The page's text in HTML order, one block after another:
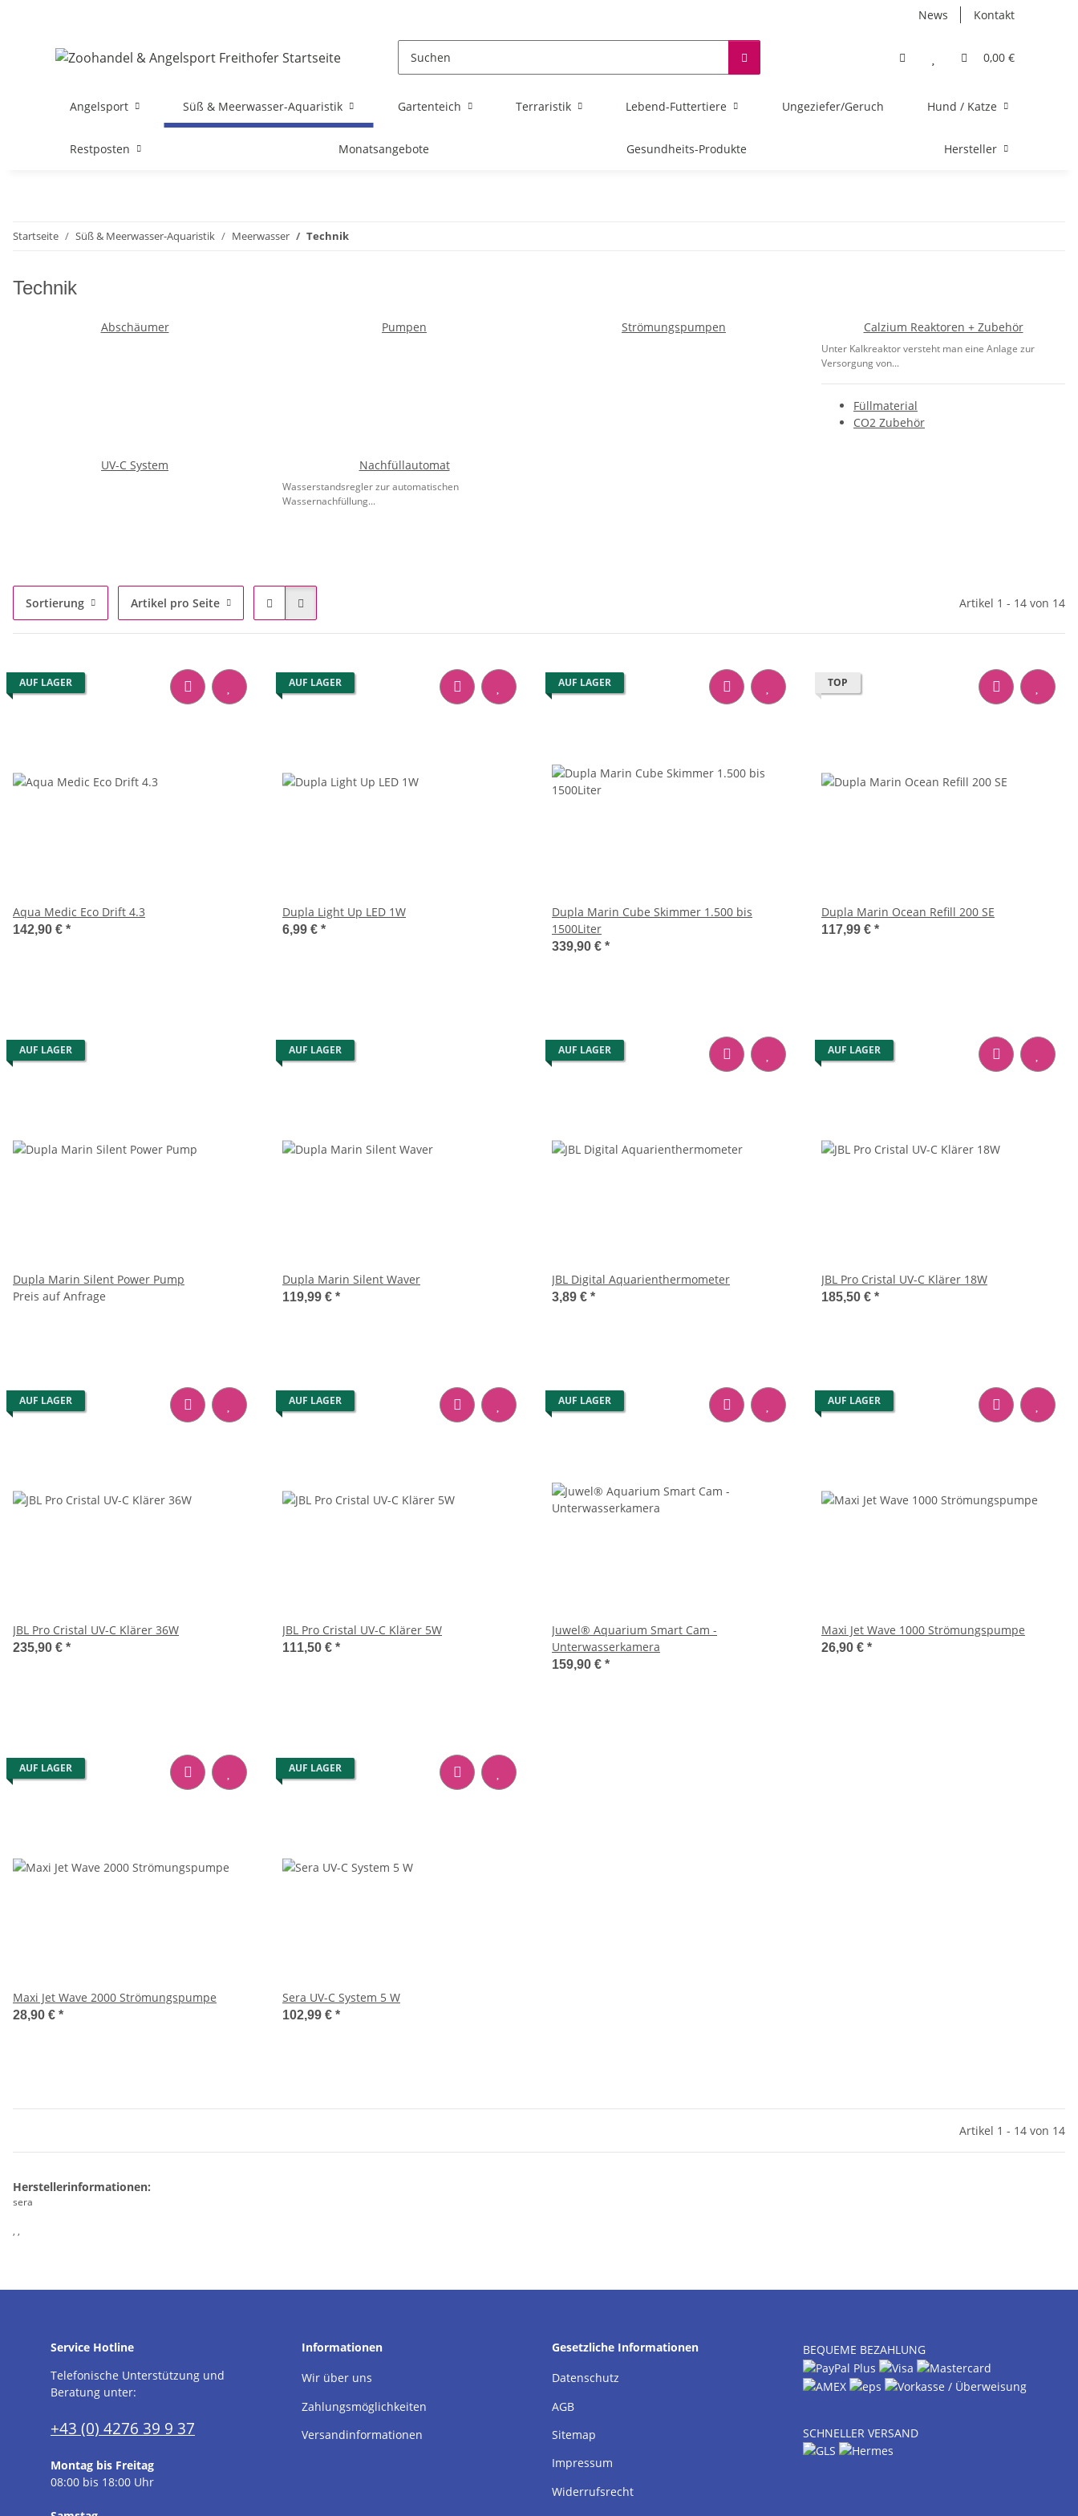
News Kontakt
0,00 €
Angelsport Süß & Meerwasser-Aquaristik Gartenteich Terraristik Lebend-Futtertiere Ungeziefer/Geruch Hund / Katze
Restposten Monatsangebote Gesundheits-Produkte Hersteller
Startseite Süß & Meerwasser-Aquaristik Meerwasser Technik
Technik
Abschäumer Pumpen Strömungspumpen Calzium Reaktoren + Zubehör
Unter Kalkreaktor versteht man eine Anlage zur
Versorgung von...
Füllmaterial
CO2 Zubehör
UV-C System Nachfüllautomat
Wasserstandsregler zur automatischen
Wassernachfüllung...
Sortierung Artikel pro Seite Artikel 1 - 14 von 14
AUF LAGER
Aqua Medic Eco Drift 4.3
142,90 € *
AUF LAGER
Dupla Light Up LED 1W
6,99 € *
AUF LAGER
Dupla Marin Cube Skimmer 1.500 bis
1500Liter
339,90 € *
TOP
Dupla Marin Ocean Refill 200 SE
117,99 € *
AUF LAGER
Dupla Marin Silent Power Pump
Preis auf Anfrage
AUF LAGER
Dupla Marin Silent Waver
119,99 € *
AUF LAGER
JBL Digital Aquarienthermometer
3,89 € *
AUF LAGER
JBL Pro Cristal UV-C Klärer 18W
185,50 € *
AUF LAGER
JBL Pro Cristal UV-C Klärer 36W
235,90 € *
AUF LAGER
JBL Pro Cristal UV-C Klärer 5W
111,50 € *
AUF LAGER
Juwel® Aquarium Smart Cam -
Unterwasserkamera
159,90 € *
AUF LAGER
Maxi Jet Wave 1000 Strömungspumpe
26,90 € *
AUF LAGER
Maxi Jet Wave 2000 Strömungspumpe
28,90 € *
AUF LAGER
Sera UV-C System 5 W
102,99 € *
Artikel 1 - 14 von 14
Herstellerinformationen:
sera
, ,
Service Hotline
Telefonische Unterstützung und
Beratung unter:
+43 (0) 4276 39 9 37
Montag bis Freitag
08:00 bis 18:00 Uhr
Informationen
Wir über uns
Zahlungsmöglichkeiten
Versandinformationen
Gesetzliche Informationen
Datenschutz
AGB
Sitemap
Impressum
Widerrufsrecht
BEQUEME BEZAHLUNG
SCHNELLER VERSAND